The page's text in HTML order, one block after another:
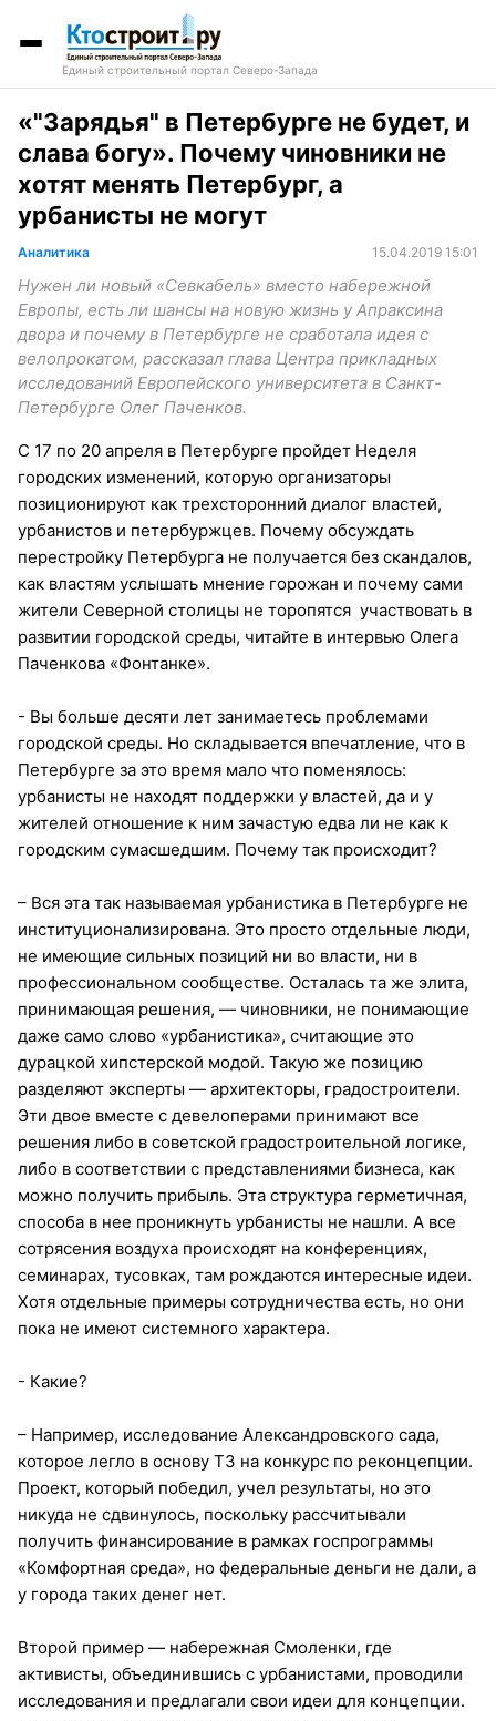
Единый строительный портал Северо-Запада
«"Зарядья" в Петербурге не будет, и
слава богу». Почему чиновники не
хотят менять Петербург, а
урбанисты не могут
Аналитика 15.04.2019 15:01
Нужен ли новый «Севкабель» вместо набережной
Европы, есть ли шансы на новую жизнь у Апраксина
двора и почему в Петербурге не сработала идея с
велопрокатом, рассказал глава Центра прикладных
исследований Европейского университета в Санкт-
Петербурге Олег Паченков.
С 17 по 20 апреля в Петербурге пройдет Неделя
городских изменений, которую организаторы
позиционируют как трехсторонний диалог властей,
урбанистов и петербуржцев. Почему обсуждать
перестройку Петербурга не получается без скандалов,
как властям услышать мнение горожан и почему сами
жители Северной столицы не торопятся участвовать в
развитии городской среды, читайте в интервью Олега
Паченкова «Фонтанке».
- Вы больше десяти лет занимаетесь проблемами
городской среды. Но складывается впечатление, что в
Петербурге за это время мало что поменялось:
урбанисты не находят поддержки у властей, да и у
жителей отношение к ним зачастую едва ли не как к
городским сумасшедшим. Почему так происходит?
– Вся эта так называемая урбанистика в Петербурге не
институционализирована. Это просто отдельные люди,
не имеющие сильных позиций ни во власти, ни в
профессиональном сообществе. Осталась та же элита,
принимающая решения, — чиновники, не понимающие
даже само слово «урбанистика», считающие это
дурацкой хипстерской модой. Такую же позицию
разделяют эксперты — архитекторы, градостроители.
Эти двое вместе с девелоперами принимают все
решения либо в советской градостроительной логике,
либо в соответствии с представлениями бизнеса, как
можно получить прибыль. Эта структура герметичная,
способа в нее проникнуть урбанисты не нашли. А все
сотрясения воздуха происходят на конференциях,
семинарах, тусовках, там рождаются интересные идеи.
Хотя отдельные примеры сотрудничества есть, но они
пока не имеют системного характера.
- Какие?
– Например, исследование Александровского сада,
которое легло в основу ТЗ на конкурс по реконцепции.
Проект, который победил, учел результаты, но это
никуда не сдвинулось, поскольку рассчитывали
получить финансирование в рамках госпрограммы
«Комфортная среда», но федеральные деньги не дали, а
у города таких денег нет.
Второй пример — набережная Смоленки, где
активисты, объединившись с урбанистами, проводили
исследования и предлагали свои идеи для концепции.